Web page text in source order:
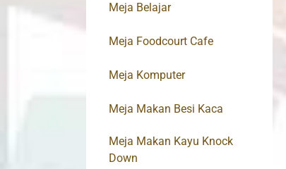
Meja Belajar
Meja Foodcourt Cafe
Meja Komputer
Meja Makan Besi Kaca
Meja Makan Kayu Knock
Down